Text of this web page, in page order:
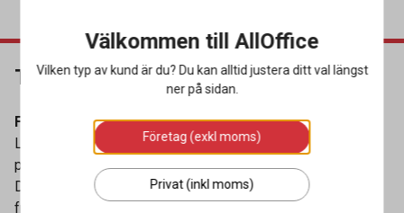
Tillkommande avgifter
Fraktkostnad
Lagerstatus ”Skickas från vår leverantör” innebär att
produkten inte lagerförs eller skickas från vårt eget lager.
Dessa produkter har i de flesta fall en tillkommande
fraktkostnad som leverantören tar ut. I vissa fall avser det
Välkommen till AllOffice
Vilken typ av kund är du? Du kan alltid justera ditt val längst
ner på sidan.
Företag (exkl moms)
Privat (inkl moms)